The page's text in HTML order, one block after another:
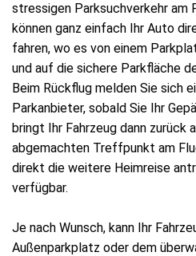
stressigen Parksuchverkehr am
können ganz einfach Ihr Auto
fahren, wo es von einem
und auf die sichere Parkfläche
Beim Rückflug melden Sie sich
Parkanbieter, sobald Sie Ihr
bringt Ihr Fahrzeug dann zurück
abgemachten Treffpunkt am
direkt die weitere Heimreise
verfügbar.
Je nach Wunsch, kann Ihr
Außenparkplatz oder dem